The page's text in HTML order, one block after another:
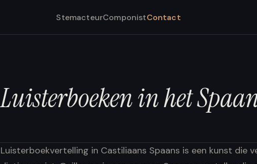
StemacteurComponistContact
Luisterboeken in het
Luisterboekvertelling in Castiliaans Spaans is een kunst die